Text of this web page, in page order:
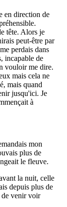
en direction de
tête. Alors je
peut-être par
perdais dans
incapable de
vouloir me dire.
mais cela ne
mais quand
jusqu'ici. Je
à
mon
plus de
le fleuve.
la nuit, celle
depuis plus de
de venir voir